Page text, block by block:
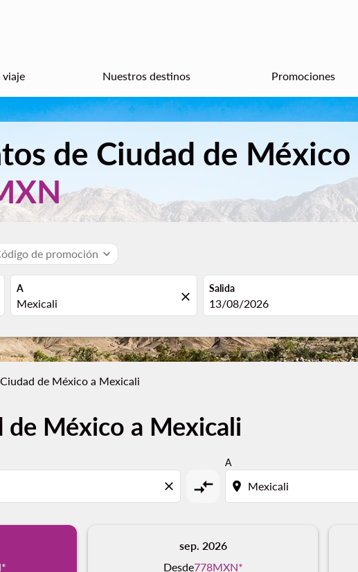
viaje Nuestros destinos Promociones
de Ciudad de
de promoción expand_more
A
close
Salida
fc-booking-departure-date-
13/08/2026
Ciudad de México a Mexicali
de México a Mexicali
close compare_arrows
A
location_on
*
sep. 2026
Desde778MXN*